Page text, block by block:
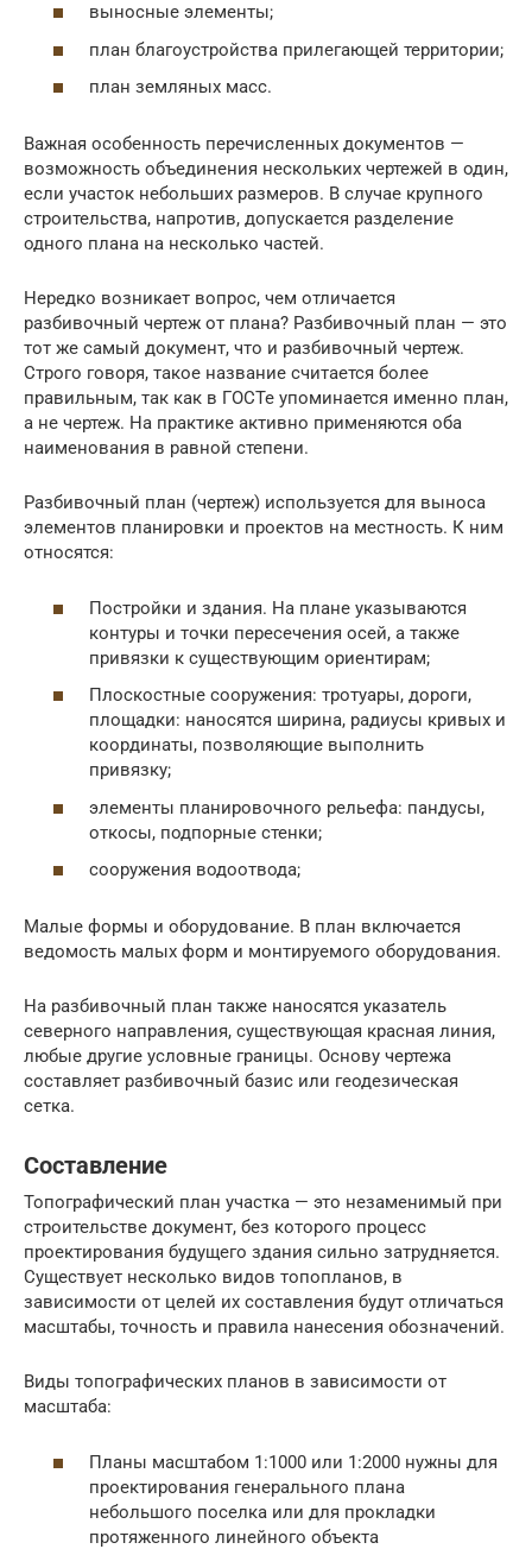
выносные элементы;
план благоустройства прилегающей территории;
план земляных масс.
Важная особенность перечисленных документов —
возможность объединения нескольких чертежей в один,
если участок небольших размеров. В случае крупного
строительства, напротив, допускается разделение
одного плана на несколько частей.
Нередко возникает вопрос, чем отличается
разбивочный чертеж от плана? Разбивочный план — это
тот же самый документ, что и разбивочный чертеж.
Строго говоря, такое название считается более
правильным, так как в ГОСТе упоминается именно план,
а не чертеж. На практике активно применяются оба
наименования в равной степени.
Разбивочный план (чертеж) используется для выноса
элементов планировки и проектов на местность. К ним
относятся:
Постройки и здания. На плане указываются
контуры и точки пересечения осей, а также
привязки к существующим ориентирам;
Плоскостные сооружения: тротуары, дороги,
площадки: наносятся ширина, радиусы кривых и
координаты, позволяющие выполнить
привязку;
элементы планировочного рельефа: пандусы,
откосы, подпорные стенки;
сооружения водоотвода;
Малые формы и оборудование. В план включается
ведомость малых форм и монтируемого оборудования.
На разбивочный план также наносятся указатель
северного направления, существующая красная линия,
любые другие условные границы. Основу чертежа
составляет разбивочный базис или геодезическая
сетка.
Составление
Топографический план участка — это незаменимый при
строительстве документ, без которого процесс
проектирования будущего здания сильно затрудняется.
Существует несколько видов топопланов, в
зависимости от целей их составления будут отличаться
масштабы, точность и правила нанесения обозначений.
Виды топографических планов в зависимости от
масштаба:
Планы масштабом 1:1000 или 1:2000 нужны для
проектирования генерального плана
небольшого поселка или для прокладки
протяженного линейного объекта